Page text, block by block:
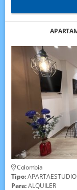
Colombia
Tipo:APARTAESTUDIO
Para:ALQUILER